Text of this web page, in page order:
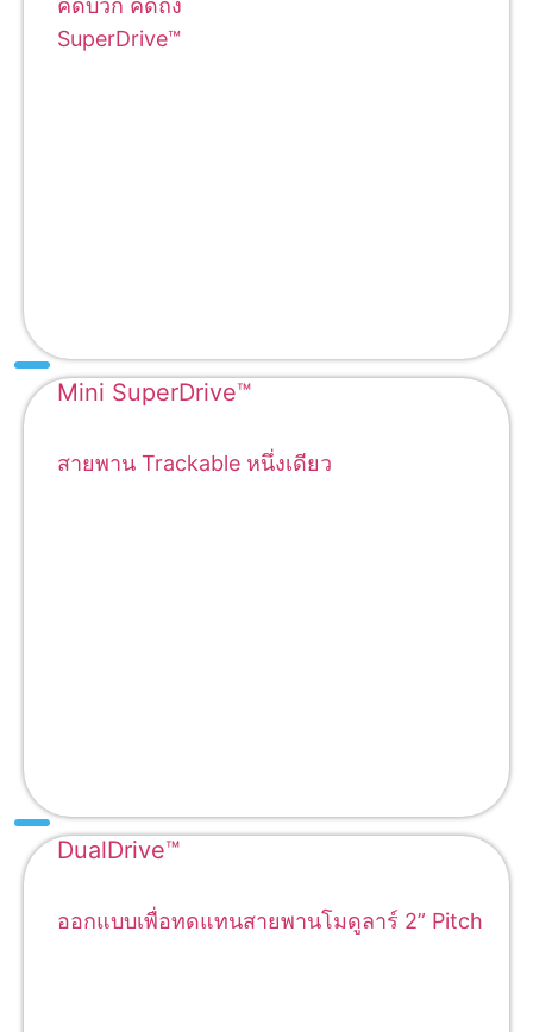
SuperDrive™
Mini SuperDrive™
สายพาน Trackable หนึ่งเดียว
DualDrive™
ออกแบบเพื่อทดแทนสายพานโมดูลาร์ 2” Pitch